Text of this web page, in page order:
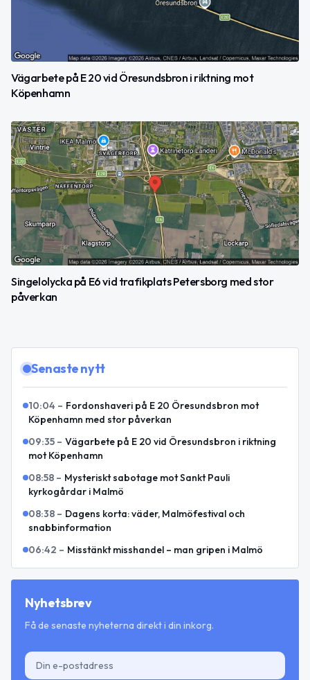
Vägarbete på E 20 vid Öresundsbron i riktning mot
Köpenhamn
Singelolycka på E6 vid trafikplats Petersborg med stor
påverkan
Senaste nytt
10:04 – Fordonshaveri på E 20 Öresundsbron mot
Köpenhamn med stor påverkan
09:35 – Vägarbete på E 20 vid Öresundsbron i riktning
mot Köpenhamn
08:58 – Mysteriskt sabotage mot Sankt Pauli
kyrkogårdar i Malmö
08:38 – Dagens korta: väder, Malmöfestival och
snabbinformation
06:42 – Misstänkt misshandel – man gripen i Malmö
Nyhetsbrev
Få de senaste nyheterna direkt i din inkorg.